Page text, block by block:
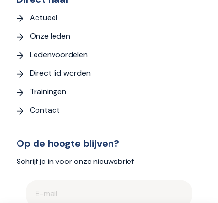
Actueel
Onze leden
Ledenvoordelen
Direct lid worden
Trainingen
Contact
Op de hoogte blijven?
Schrijf je in voor onze nieuwsbrief